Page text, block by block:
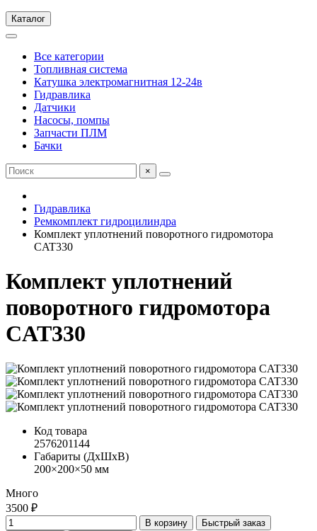
Каталог
Все категории
Топливная система
Катушка электромагнитная 12-24в
Гидравлика
Датчики
Насосы, помпы
Запчасти ПЛМ
Бачки
×
Гидравлика
Ремкомплект гидроцилиндра
Комплект уплотнений поворотного гидромотора
CAT330
Комплект уплотнений
поворотного гидромотора
CAT330
Код товара
2576201144
Габариты (ДхШхВ)
200×200×50 мм
Много
3500 ₽
В корзину
Быстрый заказ